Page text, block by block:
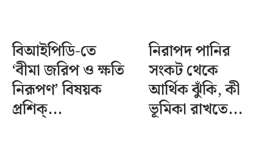
বিআইপিডি-তে
‘বীমা জরিপ ও ক্ষতি
নিরূপণ’ বিষয়ক
প্রশিক্...
নিরাপদ পানির
সংকট থেকে
আর্থিক ঝুঁকি, কী
ভূমিকা রাখতে...